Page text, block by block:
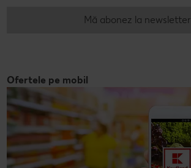
Mă abonez la newsletter
Ofertele pe mobil